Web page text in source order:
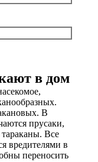
в дом
В
прусаки,
Все
вредителями в
переносить